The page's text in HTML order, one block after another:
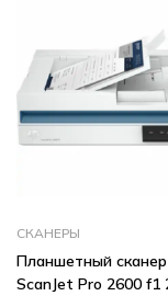
СКАНЕРЫ
Планшетный сканер
ScanJet Pro 2600 f1